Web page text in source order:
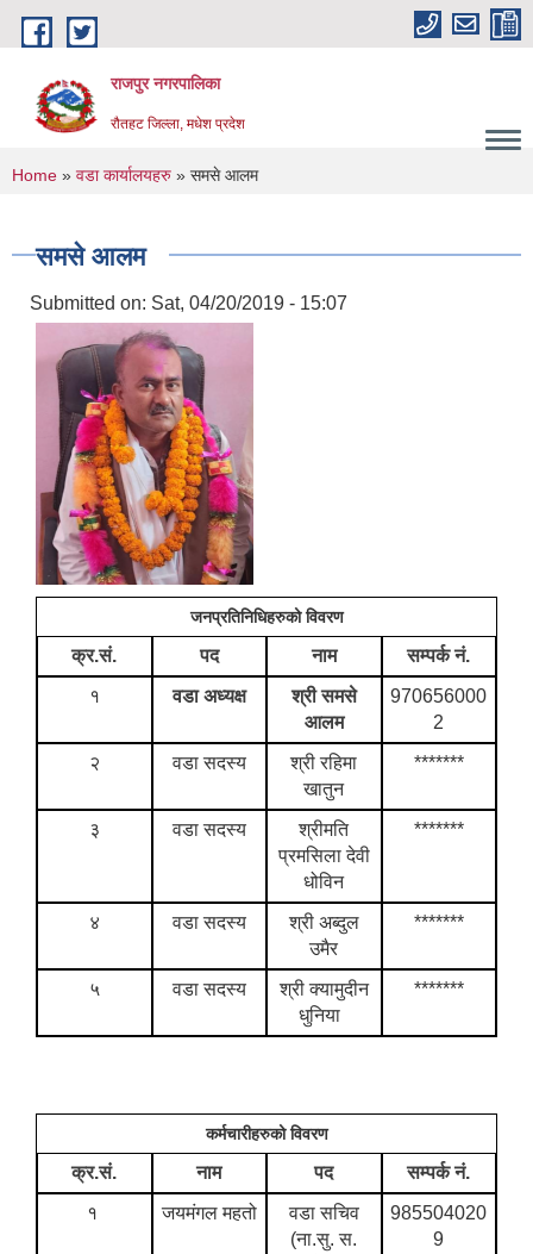
Skip to main content
राजपुर नगरपालिका
रौतहट जिल्ला, मधेश प्रदेश
You are here
Home » वडा कार्यालयहरु » समसे आलम
समसे आलम
Submitted on: Sat, 04/20/2019 - 15:07
जनप्रतिनिधिहरुको विवरण
क्र.सं. पद नाम
सम्पर्क नं.
१
वडा अध्यक्ष
श्री समसे
आलम
970656000
2
२
वडा सदस्य
श्री रहिमा
खातुन
*******
३ वडा सदस्य
श्रीमति
प्रमसिला देवी
धोविन
*******
४ वडा सदस्य
श्री अब्दुल
उमैर
*******
५ वडा सदस्य
श्री क्यामुदीन
धुनिया
*******
कर्मचारीहरुको विवरण
क्र.सं. नाम पद
सम्पर्क नं.
१
जयमंगल महतो
वडा सचिव
(ना.सु. स.
985504020
9